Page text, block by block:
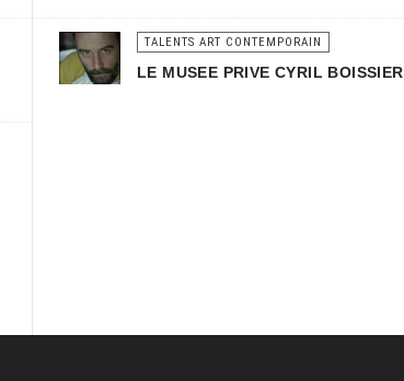
TALENTS ART CONTEMPORAIN
LE MUSEE PRIVE CYRIL BOISSIER